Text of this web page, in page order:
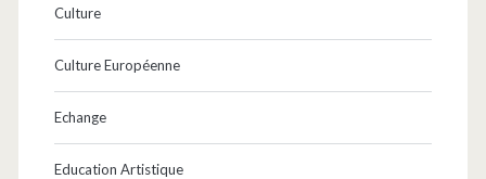
Culture
Culture Européenne
Echange
Education Artistique